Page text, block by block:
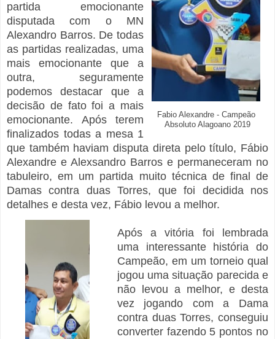
Fabio Alexandre - Campeão
Absoluto Alagoano 2019
partida emocionante
disputada com o MN
Alexandro Barros. De todas
as partidas realizadas, uma
mais emocionante que a
outra, seguramente
podemos destacar que a
decisão de fato foi a mais
emocionante. Após terem
finalizados todas a mesa 1
que também haviam disputa direta pelo título, Fábio
Alexandre e Alexsandro Barros e permaneceram no
tabuleiro, em um partida muito técnica de final de
Damas contra duas Torres, que foi decidida nos
detalhes e desta vez, Fábio levou a melhor.
Após a vitória foi lembrada
uma interessante história do
Campeão, em um torneio qual
jogou uma situação parecida e
não levou a melhor, e desta
vez jogando com a Dama
contra duas Torres, conseguiu
converter fazendo 5 pontos no